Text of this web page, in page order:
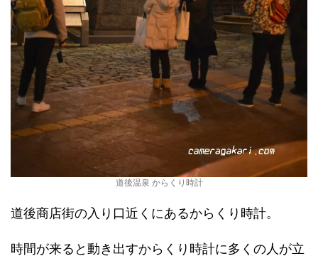
道後温泉 からくり時計
道後商店街の入り口近くにあるからくり時計。
時間が来ると動き出すからくり時計に多くの人が立